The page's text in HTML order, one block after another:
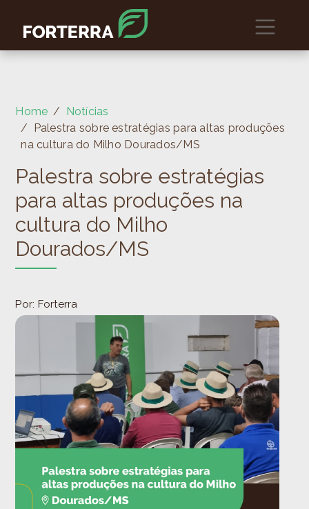
Home
Notícias
Palestra sobre estratégias para altas produções
na cultura do Milho Dourados/MS
Palestra sobre estratégias
para altas produções na
cultura do Milho
Dourados/MS
Por: Forterra